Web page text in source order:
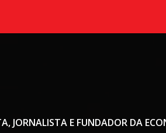
JORNALISTA E FUNDADOR DA